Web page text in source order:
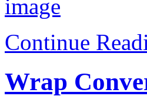
Continue
Wrap